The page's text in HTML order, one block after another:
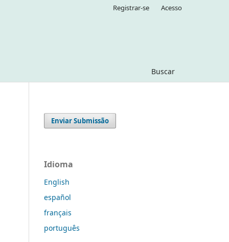
Buscar
Registrar-se Acesso
Enviar Submissão
Idioma
English
español
français
português